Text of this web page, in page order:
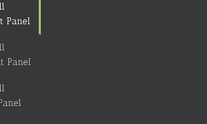
Panel
Panel